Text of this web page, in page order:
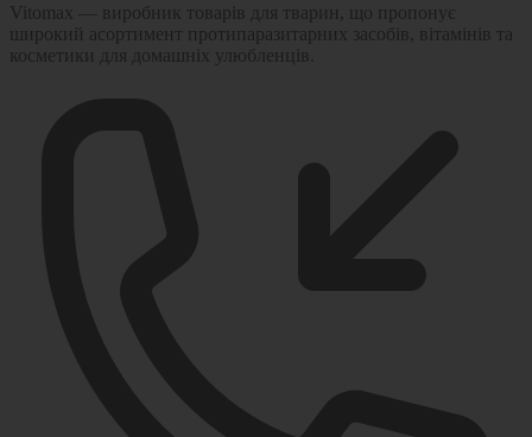
Vitomax — виробник товарів для тварин, що пропонує
широкий асортимент протипаразитарних засобів, вітамінів та
косметики для домашніх улюбленців.